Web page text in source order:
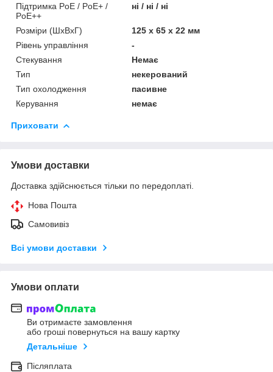
Підтримка PoE / PoE+ /
PoE++
ні / ні / ні
Розміри (ШхВхГ)
125 х 65 х 22 мм
Рівень управління
-
Стекування
Немає
Тип
некерований
Тип охолодження
пасивне
Керування
немає
Приховати
Умови доставки
Доставка здійснюється тільки по передоплаті.
Нова Пошта
Самовивіз
Всі умови доставки
Умови оплати
Ви отримаєте замовлення
або гроші повернуться на вашу картку
Детальніше
Післяплата